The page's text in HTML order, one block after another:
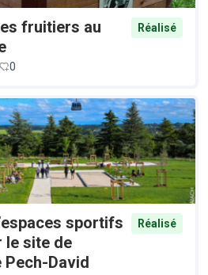
fruitiers au
Réalisé
0
sportifs
le site de
Pech-David
Réalisé